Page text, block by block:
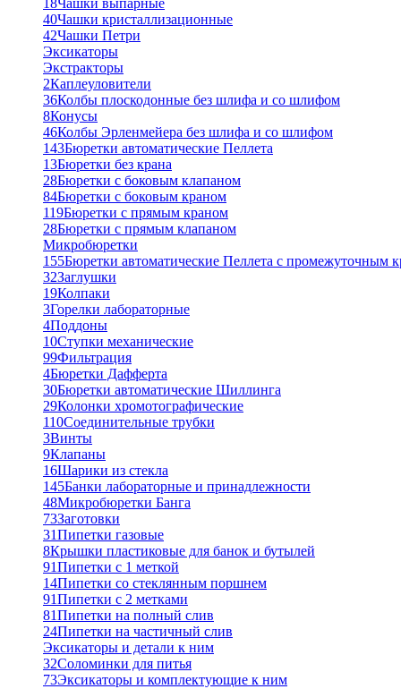
18Чашки выпарные
40Чашки кристаллизационные
42Чашки Петри
Эксикаторы
Экстракторы
2Каплеуловители
36Колбы плоскодонные без шлифа и со шлифом
8Конусы
46Колбы Эрленмейера без шлифа и со шлифом
143Бюретки автоматические Пеллета
13Бюретки без крана
28Бюретки с боковым клапаном
84Бюретки с боковым краном
119Бюретки с прямым краном
28Бюретки с прямым клапаном
Микробюретки
155Бюретки автоматические Пеллета с промежуточным
32Заглушки
19Колпаки
3Горелки лабораторные
4Поддоны
10Ступки механические
99Фильтрация
4Бюретки Дафферта
30Бюретки автоматические Шиллинга
29Колонки хромотографические
110Соединительные трубки
3Винты
9Клапаны
16Шарики из стекла
145Банки лабораторные и принадлежности
48Микробюретки Банга
73Заготовки
31Пипетки газовые
8Крышки пластиковые для банок и бутылей
91Пипетки с 1 меткой
14Пипетки со стеклянным поршнем
91Пипетки с 2 метками
81Пипетки на полный слив
24Пипетки на частичный слив
Эксикаторы и детали к ним
32Соломинки для питья
73Эксикаторы и комплектующие к ним